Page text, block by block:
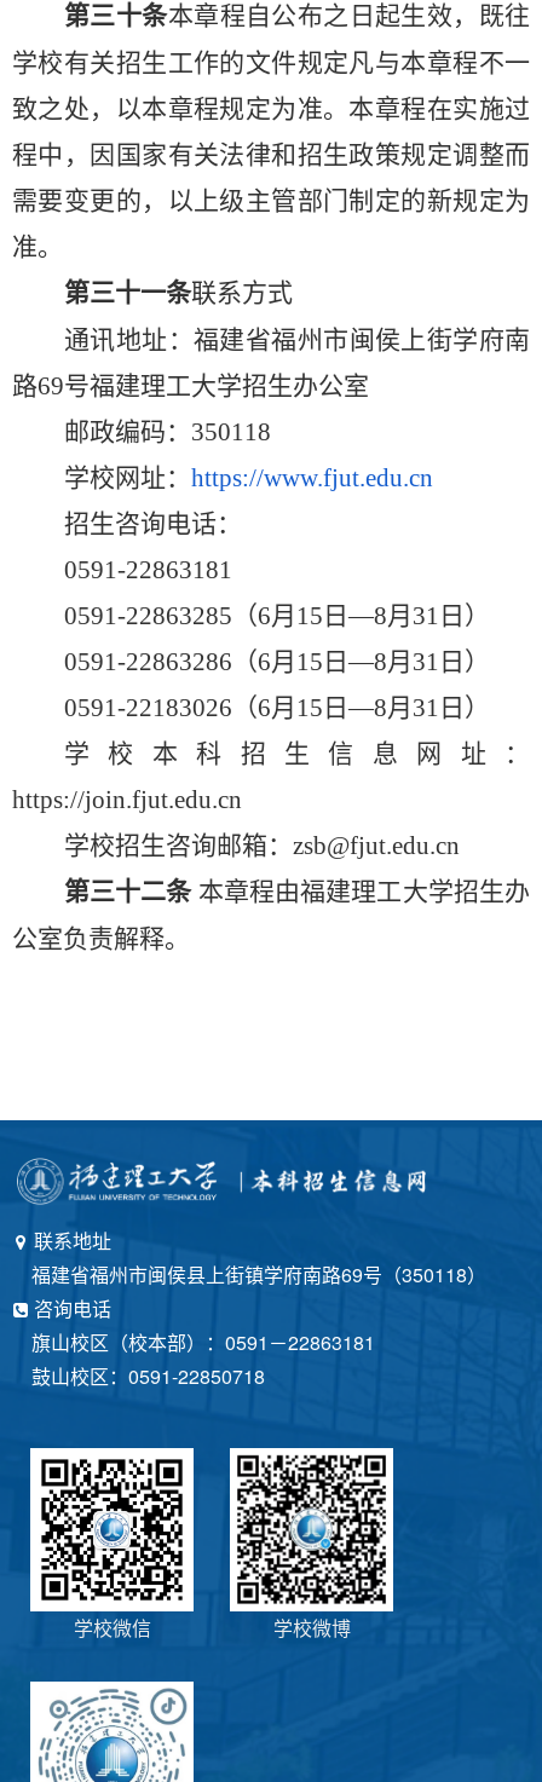
第三十条本章程自公布之日起生效， 既往
学校有关招生工作的文件规定凡与本章程不一
致之处，以本章程规定为准。本章程在实施过
程中 ，
因国家有关法律和招生政策规定调整而
需要变更的，
以上级主管部门制定的新规定为
准。
第三十一条联系方式
通讯地址：福建省福州市闽侯上街学府南
路69号福建理工大学招生办公室
邮政编码： 350118
学校网址： https://www.fjut.edu.cn
招生咨询电话：
0591-22863181
0591-22863285（6月15日—8月31 日）
0591-22863286（6月15日—8月31 日）
0591-22183026（6月15日—8月31 日）
学校本科 招生 信息网址
：
https://join.fjut.edu.cn
学校招生咨询邮箱： zsb@fjut.edu.cn
第三十二条 本章程由福建理工大学招生办
公室负责解释。
联系地址
福建省福州市闽侯县上街镇学府南路69号（350118）
咨询电话
旗山校区（校本部）：0591－22863181
鼓山校区：0591-22850718
学校微信 学校微博